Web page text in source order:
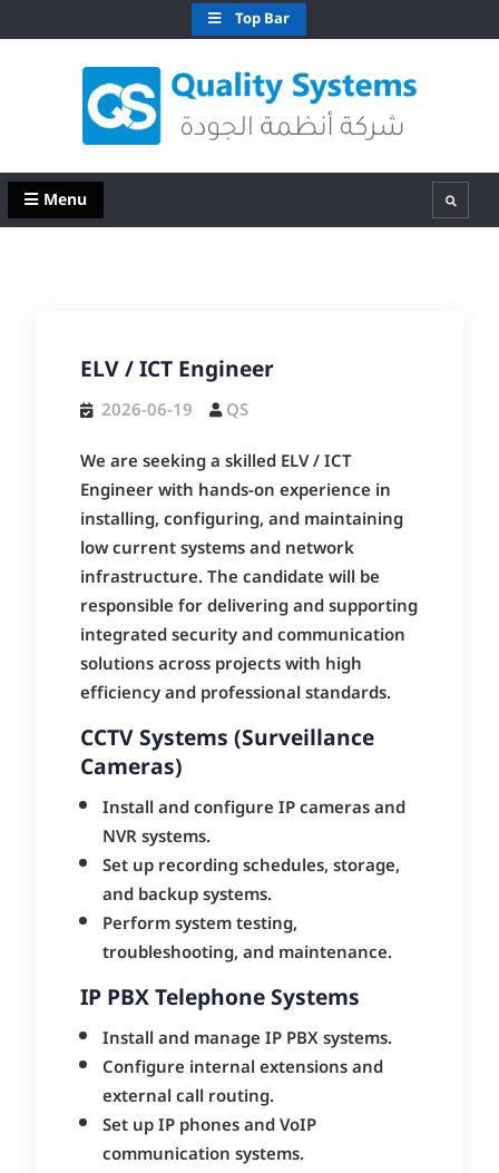
to
Top Bar
QS Kuwait شركة انظمة الجودة – الكويتQuality Systems W.L.L
Menu Search
ELV / ICT Engineer
2026-06-19
QS
We are seeking a skilled ELV / ICT
Engineer with hands-on experience in
installing, configuring, and maintaining
low current systems and network
infrastructure. The candidate will be
responsible for delivering and supporting
integrated security and communication
solutions across projects with high
efficiency and professional standards.
CCTV Systems (Surveillance
Cameras)
Install and configure IP cameras and
NVR systems.
Set up recording schedules, storage,
and backup systems.
Perform system testing,
troubleshooting, and maintenance.
IP PBX Telephone Systems
Install and manage IP PBX systems.
Configure internal extensions and
external call routing.
Set up IP phones and VoIP
communication systems.